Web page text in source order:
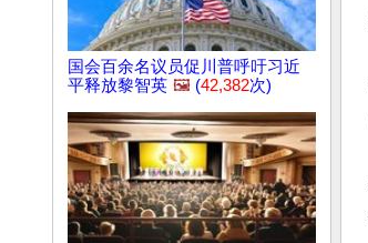
国会百余名议员促川普呼吁习近
平释放黎智英 🖼️ (42,382次)